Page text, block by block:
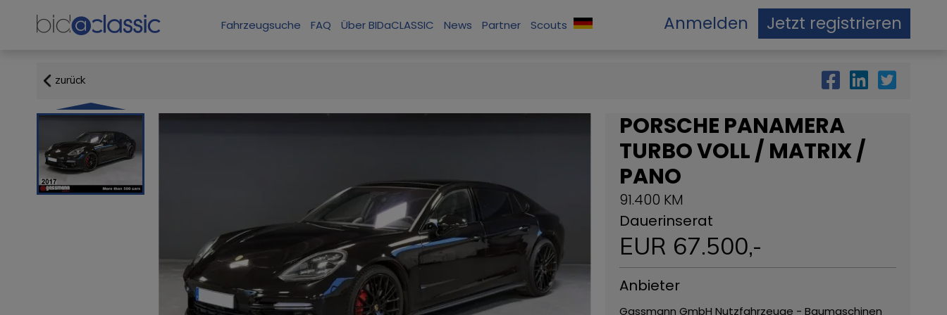
Fahrzeugsuche FAQ Über BIDaCLASSIC News Partner Scouts Anmelden Jetzt registrieren
zurück
PORSCHE PANAMERA
TURBO VOLL / MATRIX /
PANO
91.400 KM
Dauerinserat
EUR 67.500,-
Anbieter
Gassmann GmbH Nutzfahrzeuge - Baumaschinen